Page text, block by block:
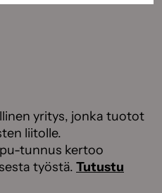
yritys, jonka tuotot
liitolle.
tunnus kertoo
työstä. Tutustu